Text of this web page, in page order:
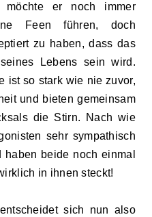
möchte er noch immer
Feen führen, doch
zu haben, dass das
Lebens sein wird.
istso stark wie nie zuvor,
und bieten gemeinsam
die Stirn. Nach wie
sehr sympathisch
haben beide noch einmal
in ihnen steckt!
sich nun also